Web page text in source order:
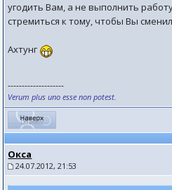
угодить Вам, а не выполнить
стремиться к тому, чтобы Вы
Ахтунг
--------------------
Verum plus uno esse non potest.
Окса
24.07.2012, 21:53